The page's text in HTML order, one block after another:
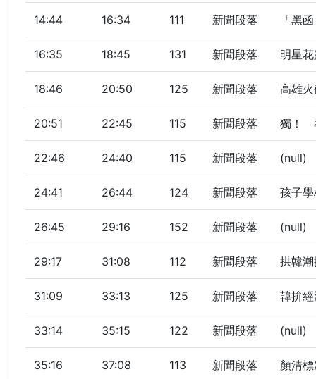
14:44 16:34 111 新聞段落 「黑
16:35 18:45 131 新聞段落 明星
18:46 20:50 125 新聞段落 高雄
20:51 22:45 115 新聞段落 獨！
22:46 24:40 115 新聞段落 (null)
24:41 26:44 124 新聞段落 孩子
26:45 29:16 152 新聞段落 (null)
29:17 31:08 112 新聞段落 拱韓
31:09 33:13 125 新聞段落 韓拚
33:14 35:15 122 新聞段落 (null)
35:16 37:08 113 新聞段落 顏清